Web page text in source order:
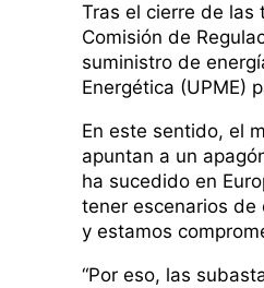
Tras el cierre de las
Comisión de
suministro de
Energética (UPME)
En este sentido, el
apuntan a un
ha sucedido en
tener escenarios de
y estamos
“Por eso, las